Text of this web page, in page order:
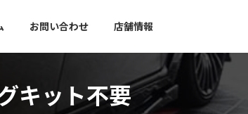
お問い合わせ 店舗情報
キット不要